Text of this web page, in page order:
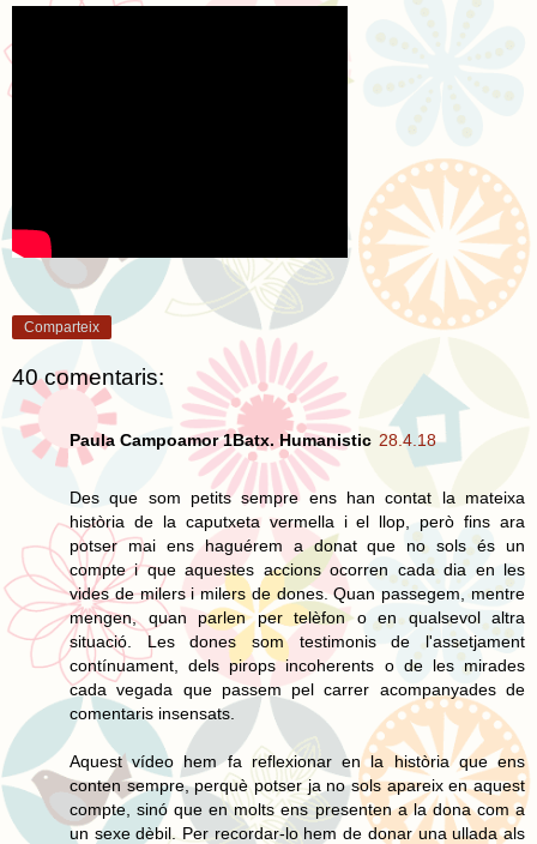
Comparteix
40 comentaris:
Paula Campoamor 1Batx. Humanistic 28.4.18
Des que som petits sempre ens han contat la mateixa
història de la caputxeta vermella i el llop, però fins ara
potser mai ens haguérem a donat que no sols és un
compte i que aquestes accions ocorren cada dia en les
vides de milers i milers de dones. Quan passegem, mentre
mengen, quan parlen per telèfon o en qualsevol altra
situació. Les dones som testimonis de l'assetjament
contínuament, dels pirops incoherents o de les mirades
cada vegada que passem pel carrer acompanyades de
comentaris insensats.
Aquest vídeo hem fa reflexionar en la història que ens
conten sempre, perquè potser ja no sols apareix en aquest
compte, sinó que en molts ens presenten a la dona com a
un sexe dèbil. Per recordar-lo hem de donar una ullada als